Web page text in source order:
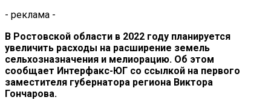
- реклама -
В Ростовской области в 2022 году планируется
увеличить расходы на расширение земель
сельхозназначения и мелиорацию. Об этом
сообщает Интерфакс-ЮГ со ссылкой на первого
заместителя губернатора региона Виктора
Гончарова.